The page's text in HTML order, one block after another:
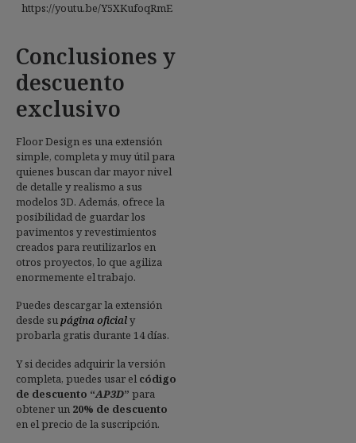
https://youtu.be/Y5XKufoqRmE
Conclusiones y
descuento
exclusivo
Floor Design es una extensión
simple, completa y muy útil para
quienes buscan dar mayor nivel
de detalle y realismo a sus
modelos 3D. Además, ofrece la
posibilidad de guardar los
pavimentos y revestimientos
creados para reutilizarlos en
otros proyectos, lo que agiliza
enormemente el trabajo.
Puedes descargar la extensión
desde supágina oficialy
probarla gratis durante 14 días.
Y si decides adquirir la versión
completa, puedes usar el código
de descuento “AP3D” para
obtener un 20% de descuento
en el precio de la suscripción.